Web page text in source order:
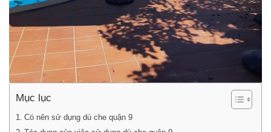
Mục lục
Có nên sử dụng dù che quận 9